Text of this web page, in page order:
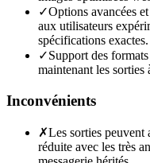
✓Options avancées
aux utilisateurs
spécifications exactes.
✓Support des
maintenant les sorties
Inconvénients
✗Les sorties
réduite avec les très